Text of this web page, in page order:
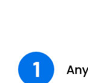
1